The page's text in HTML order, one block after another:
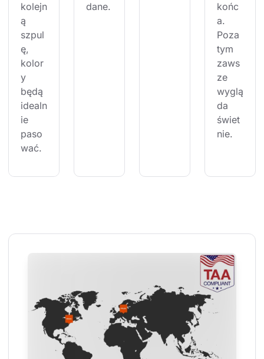
kolejn
ą
szpul
ę,
kolor
y
będą
idealn
ie
paso
wać.
dane.
końc
a.
Poza
tym
zaws
ze
wyglą
da
świet
nie.